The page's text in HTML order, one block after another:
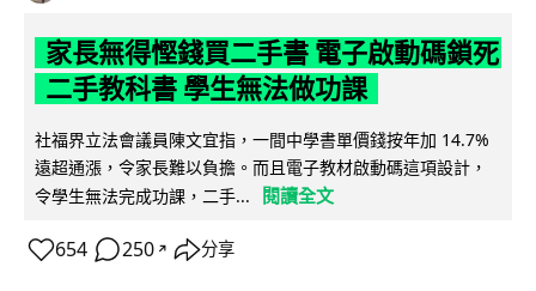
家長無得慳錢買二手書 電子啟動碼鎖死
二手教科書 學生無法做功課
社福界立法會議員陳文宜指，一間中學書單價錢按年加 14.7%
遠超通漲，令家長難以負擔。而且電子教材啟動碼這項設計，
令學生無法完成功課，二手...
閱讀全文
654 250 ↗ 分享